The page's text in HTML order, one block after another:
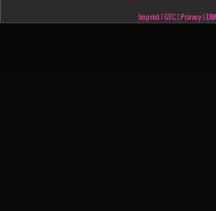
Imprint|GTC|Privacy|